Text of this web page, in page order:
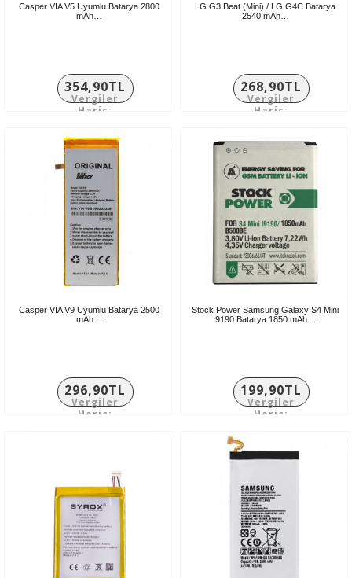
Casper VIA V5 Uyumlu Batarya 2800
mAh…
354,90TL
Vergiler
Hariç:
LG G3 Beat (Mini) / LG G4C Batarya
2540 mAh…
268,90TL
Vergiler
Hariç:
Casper VIA V9 Uyumlu Batarya 2500
mAh…
296,90TL
Vergiler
Hariç:
Stock Power Samsung Galaxy S4 Mini
I9190 Batarya 1850 mAh …
199,90TL
Vergiler
Hariç: